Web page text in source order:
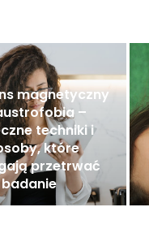
magnetyczny
–
techniki i
które
przetrwać
badanie